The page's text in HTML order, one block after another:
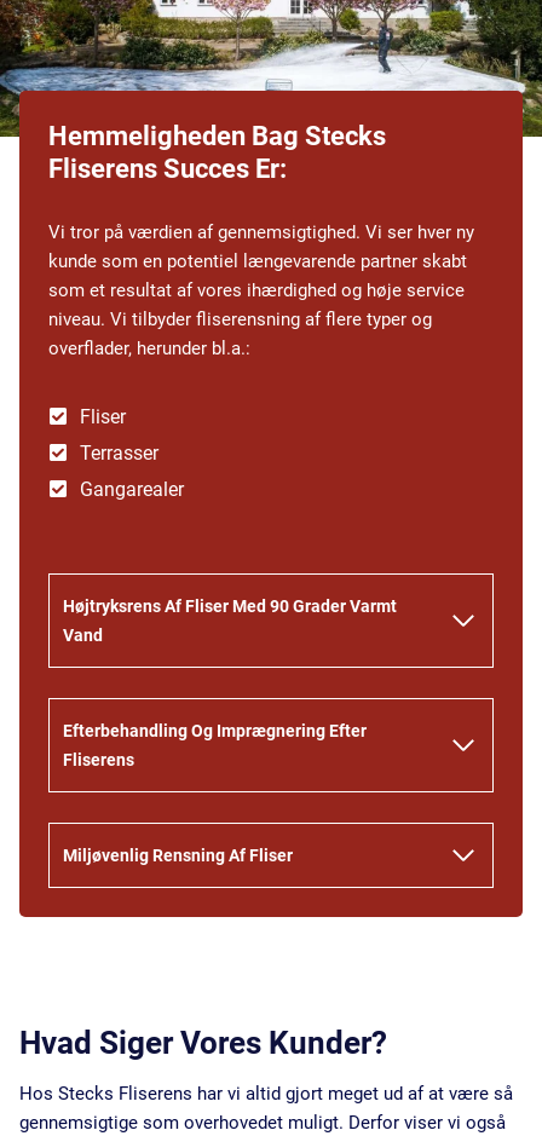
Hemmeligheden Bag Stecks
Fliserens Succes Er:
Vi tror på værdien af gennemsigtighed. Vi ser hver ny
kunde som en potentiel længevarende partner skabt
som et resultat af vores ihærdighed og høje service
niveau. Vi tilbyder fliserensning af flere typer og
overflader, herunder bl.a.:
Fliser
Terrasser
Gangarealer
Højtryksrens Af Fliser Med 90 Grader Varmt
Vand
Efterbehandling Og Imprægnering Efter
Fliserens
Miljøvenlig Rensning Af Fliser
Hvad Siger Vores Kunder?
Hos Stecks Fliserens har vi altid gjort meget ud af at være så
gennemsigtige som overhovedet muligt. Derfor viser vi også